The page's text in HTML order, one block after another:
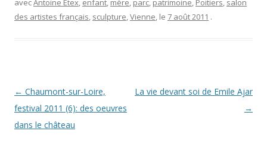
avecAntoine Étex, enfant, mère, parc, patrimoine, Poitiers, salon
des artistes français, sculpture,Vienne, le 7 août 2011 .
Navigation
des
articles
← Chaumont-sur-Loire,
festival 2011 (6): des oeuvres
dans le château
La vie devant soi de Emile Ajar
→